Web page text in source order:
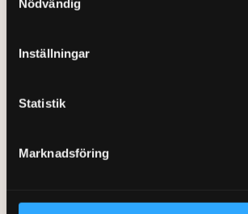
Nödvändig
Inställningar
Statistik
Marknadsföring